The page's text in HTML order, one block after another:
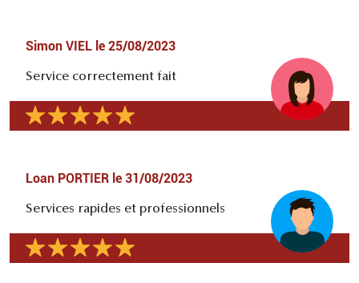
Simon VIEL le 25/08/2023
Service correctement fait
Loan PORTIER le 31/08/2023
Services rapides et professionnels